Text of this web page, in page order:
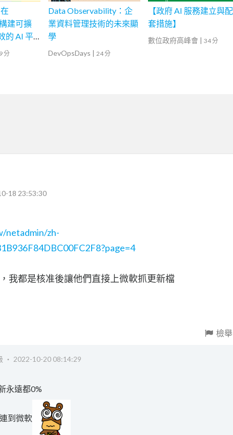
建可擴
的 AI 平
分
Data Observability：企
業資料管理技術的未來顯
學
DevOpsDays | 24 分
【政府 AI 服務建立與配
套措施】
數位政府高峰會 | 34 分
18 23:53:30
netadmin/zh-
我都是核准後讓他們直接上微軟抓更新檔
檢舉
‧ 2022-10-20 08:14:29
永遠都0%
到微軟